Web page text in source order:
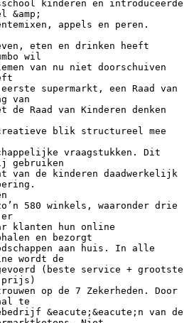
kinderen en introduceerde
&amp;
appels en peren.
eten en drinken heeft
wil
van nu niet doorschuiven
supermarkt, een Raad van
van
de Raad van Kinderen denken
blik structureel mee
vraagstukken. Dit
gebruiken
van de kinderen daadwerkelijk
580 winkels, waaronder drie
er
klanten hun online
en bezorgt
aan huis. In alle
wordt de
(beste service + grootste
prijs)
op de 7 Zekerheden. Door
te
&eacute;&eacute;n van de